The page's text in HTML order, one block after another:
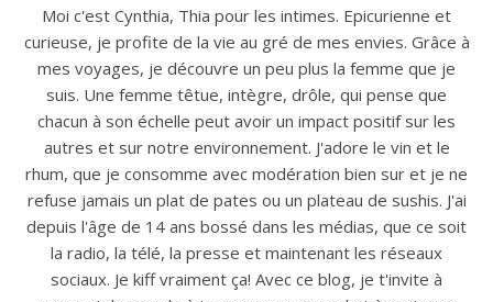
Moi c'est Cynthia, Thia pour les intimes. Epicurienne et
curieuse, je profite de la vie au gré de mes envies. Grâce à
mes voyages, je découvre un peu plus la femme que je
suis. Une femme têtue, intègre, drôle, qui pense que
chacun à son échelle peut avoir un impact positif sur les
autres et sur notre environnement. J'adore le vin et le
rhum, que je consomme avec modération bien sur et je ne
refuse jamais un plat de pates ou un plateau de sushis. J'ai
depuis l'âge de 14 ans bossé dans les médias, que ce soit
la radio, la télé, la presse et maintenant les réseaux
sociaux. Je kiff vraiment ça! Avec ce blog, je t'invite à